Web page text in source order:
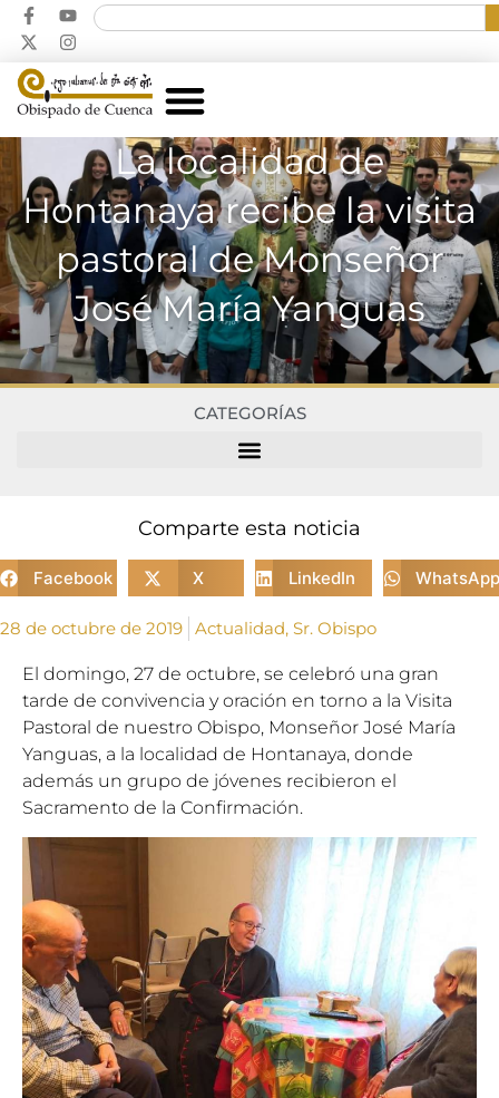
La localidad de
Hontanaya recibe la visita
pastoral de Monseñor
José María Yanguas
CATEGORÍAS
Comparte esta noticia
Facebook X LinkedIn WhatsApp
28 de octubre de 2019 Actualidad, Sr. Obispo
El domingo, 27 de octubre, se celebró una gran
tarde de convivencia y oración en torno a la Visita
Pastoral de nuestro Obispo, Monseñor José María
Yanguas, a la localidad de Hontanaya, donde
además un grupo de jóvenes recibieron el
Sacramento de la Confirmación.